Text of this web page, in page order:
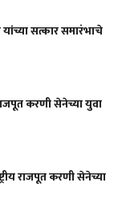
सत्कार समारंभाचे
करणी सेनेच्या युवा
राजपूत करणी सेनेच्या